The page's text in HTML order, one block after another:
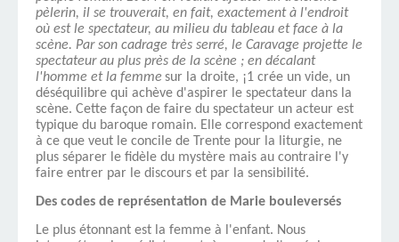
pèlerin, il se trouverait, en fait, exactement à l'endroit
où est le spectateur, au milieu du tableau et face à la
scène. Par son cadrage très serré, le Caravage projette le
spectateur au plus près de la scène ; en décalant
l'homme et la femme sur la droite, ¡1 crée un vide, un
déséquilibre qui achève d'as­pirer le spectateur dans la
scène. Cette façon de faire du spectateur un acteur est
typique du baroque romain. Elle correspond exactement
à ce que veut le concile de Trente pour la liturgie, ne
plus séparer le fidèle du mystère mais au contraire l'y
faire entrer par le discours et par la sensibilité.
Des codes de représentation de Marie bouleversés
Le plus étonnant est la femme à l'enfant. Nous